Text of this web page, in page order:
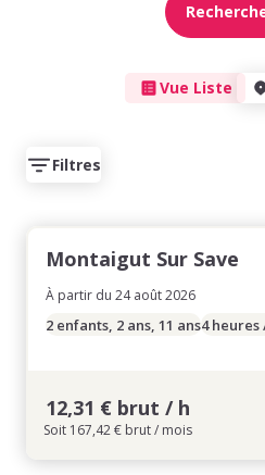
Vue Liste
Filtres
Montaigut Sur Save
À partir du 24 août 2026
2 enfants, 2 ans, 11 ans4 heures
12,31 € brut / h
Soit 167,42 € brut / mois